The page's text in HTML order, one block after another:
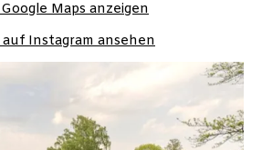
Maps anzeigen
auf Instagram ansehen